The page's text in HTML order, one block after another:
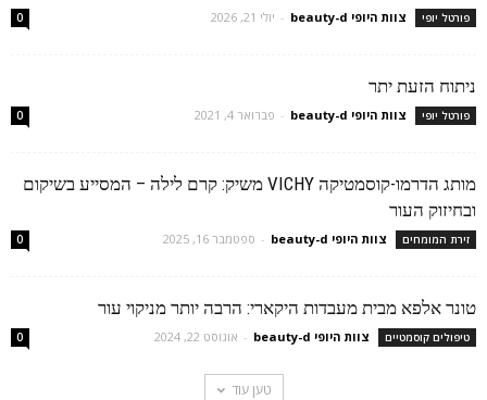
פורטל יופי צוות היופי beauty-d - יולי 21, 2026 0
ניתוח הזעת יתר
פורטל יופי צוות היופי beauty-d - פברואר 4, 2021 0
מותג הדרמו-קוסמטיקה VICHY משיק: קרם לילה – המסייע בשיקום
ובחיזוק העור
זירת המומחים צוות היופי beauty-d - ספטמבר 16, 2025 0
טונר אלפא מבית מעבדות היקארי: הרבה יותר מניקוי עור
טיפולים קוסמטיים צוות היופי beauty-d - אוגוסט 22, 2024 0
טען עוד